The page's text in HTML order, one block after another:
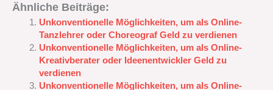
Ähnliche Beiträge:
Unkonventionelle Möglichkeiten, um als Online-
Tanzlehrer oder Choreograf Geld zu verdienen
Unkonventionelle Möglichkeiten, um als Online-
Kreativberater oder Ideenentwickler Geld zu
verdienen
Unkonventionelle Möglichkeiten, um als Online-